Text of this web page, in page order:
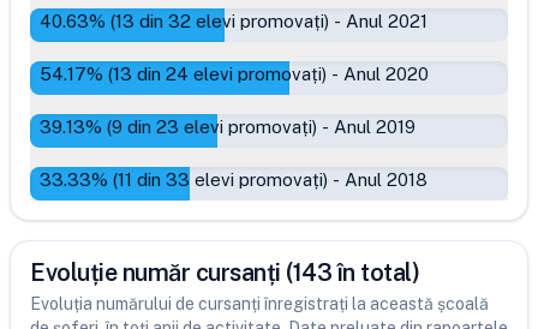
40.63% (13 din 32 elevi promovați) - Anul 2021
54.17% (13 din 24 elevi promovați) - Anul 2020
39.13% (9 din 23 elevi promovați) - Anul 2019
33.33% (11 din 33 elevi promovați) - Anul 2018
Evoluție număr cursanți (143 în total)
Evoluția numărului de cursanți înregistrați la această școală